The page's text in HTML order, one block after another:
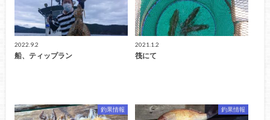
2022.9.2
船、ティップラン
2021.1.2
筏にて
釣果情報 釣果情報